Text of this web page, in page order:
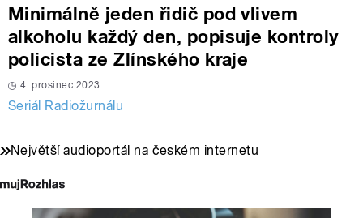
Minimálně jeden řidič pod vlivem
alkoholu každý den, popisuje kontroly
policista ze Zlínského kraje
4. prosinec 2023
Seriál Radiožurnálu
Největší audioportál na českém internetu